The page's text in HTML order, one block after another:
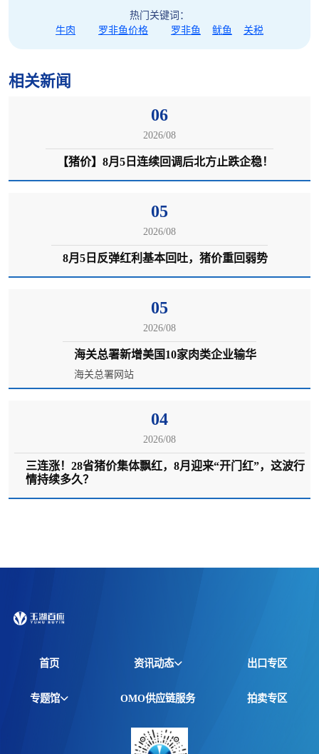
热门关键词：
牛肉
罗非鱼价格 罗非鱼 鱿鱼 关税
相关新闻
06
2026/08
【猪价】8月5日连续回调后北方止跌企稳！
05
2026/08
8月5日反弹红利基本回吐，猪价重回弱势
05
2026/08
海关总署新增美国10家肉类企业输华
海关总署网站
04
2026/08
三连涨！28省猪价集体飘红，8月迎来“开门红”，这波行
情持续多久？
首页 资讯动态
全球资讯
价格行情
出口专区
专题馆 OMO供应链服务 拍卖专区